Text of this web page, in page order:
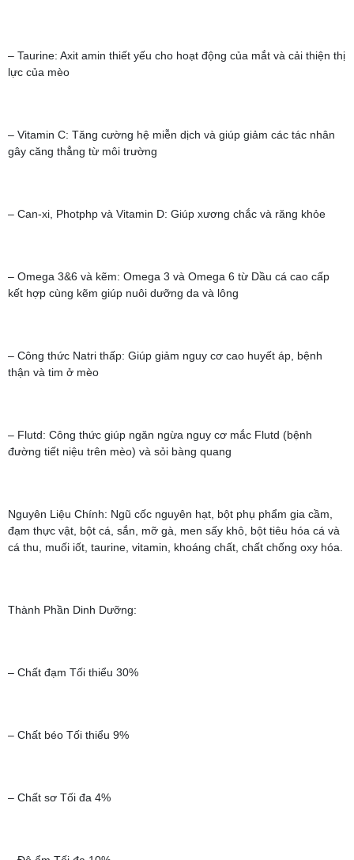
– Taurine: Axit amin thiết yếu cho hoạt động của mắt và cải thiện thị
lực của mèo
– Vitamin C: Tăng cường hệ miễn dịch và giúp giảm các tác nhân
gây căng thẳng từ môi trường
– Can-xi, Photphp và Vitamin D: Giúp xương chắc và răng khỏe
– Omega 3&6 và kẽm: Omega 3 và Omega 6 từ Dầu cá cao cấp
kết hợp cùng kẽm giúp nuôi dưỡng da và lông
– Công thức Natri thấp: Giúp giảm nguy cơ cao huyết áp, bệnh
thận và tim ở mèo
– Flutd: Công thức giúp ngăn ngừa nguy cơ mắc Flutd (bệnh
đường tiết niệu trên mèo) và sỏi bàng quang
Nguyên Liệu Chính: Ngũ cốc nguyên hạt, bột phụ phẩm gia cầm,
đạm thực vật, bột cá, sắn, mỡ gà, men sấy khô, bột tiêu hóa cá và
cá thu, muối iốt, taurine, vitamin, khoáng chất, chất chống oxy hóa.
Thành Phần Dinh Dưỡng:
– Chất đạm Tối thiểu 30%
– Chất béo Tối thiểu 9%
– Chất sơ Tối đa 4%